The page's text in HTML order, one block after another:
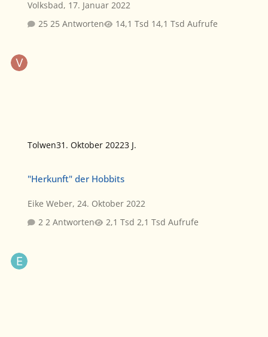
Volksbad, 17. Januar 2022
25 Antworten
14,1 Tsd Aufrufe
Tolwen31. Oktober 20223 J.
"Herkunft" der Hobbits
Eike Weber, 24. Oktober 2022
2 Antworten
2,1 Tsd Aufrufe